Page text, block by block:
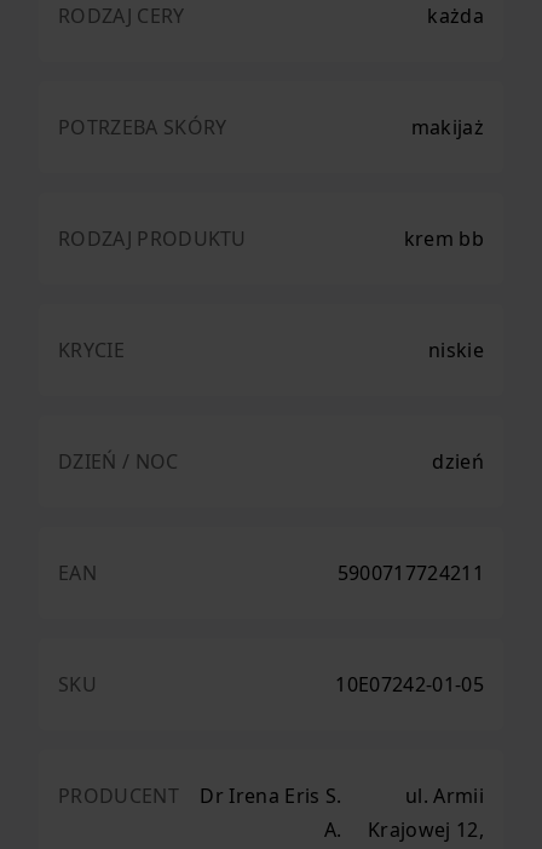
RODZAJ CERY każda
POTRZEBA SKÓRY makijaż
RODZAJ PRODUKTU krem bb
KRYCIE niskie
DZIEŃ / NOC dzień
EAN 5900717724211
SKU 10E07242-01-05
PRODUCENT
Dr Irena Eris S.
A.
ul. Armii
Krajowej 12,